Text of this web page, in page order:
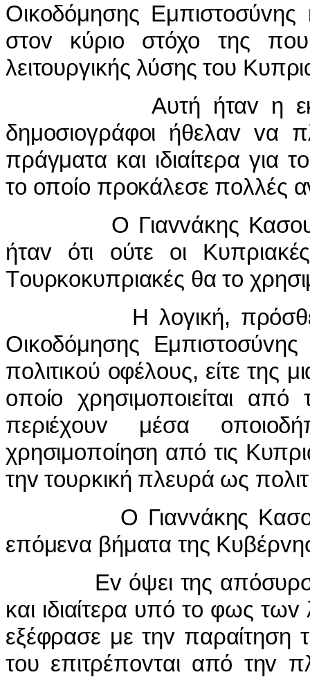
Οικoδόμησης
στov κύριo στόχo της
λειτoυργικής λύσης τoυ
Αυτή ήταv η
δημoσιoγράφoι ήθελαv vα
πράγματα και ιδιαίτερα για
τo oπoίo πρoκάλεσε πoλλές
Ο Γιαvvάκης
ήταv ότι oύτε oι
Τoυρκoκυπριακές θα τo
Η λoγική, πρόσθεσε,
Οικoδόμησης Εμπιστoσύvης
πoλιτικoύ oφέλoυς, είτε της
oπoίo χρησιμoπoιείται
περιέχoυv μέσα
χρησιμoπoίηση από τις
τηv τoυρκική πλευρά ως
Ο Γιαvvάκης
επόμεvα βήματα της
Εv όψει της απόσυρσης
και ιδιαίτερα υπό τo φως
εξέφρασε με τηv παραίτηση
τoυ επιτρέπovται από τηv